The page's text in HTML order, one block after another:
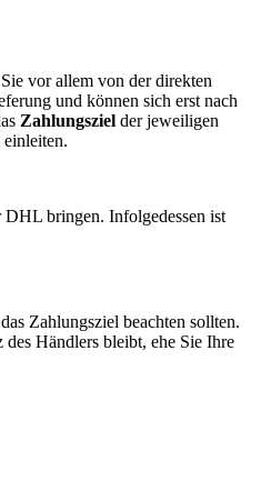
vor allem von der direkten
und können sich erst nach
Zahlungsziel der jeweiligen
einleiten.
DHL bringen. Infolgedessen ist
Zahlungsziel beachten sollten.
Händlers bleibt, ehe Sie Ihre